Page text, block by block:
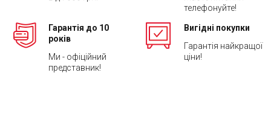
телефонуйте!
Гарантія до 10
років
Ми - офіційний
представник!
Вигідні покупки
Гарантія найкращої
ціни!